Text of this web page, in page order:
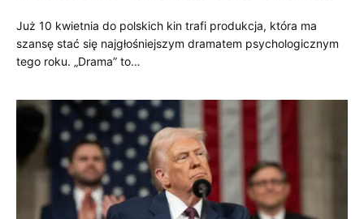
Już 10 kwietnia do polskich kin trafi produkcja, która ma
szansę stać się najgłośniejszym dramatem psychologicznym
tego roku. „Drama” to…